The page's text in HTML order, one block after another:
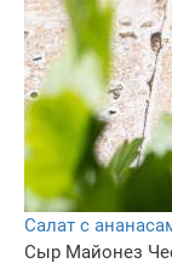
Салат с
Сыр Майонез